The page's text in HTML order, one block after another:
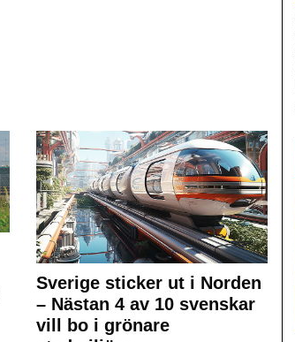
Sverige sticker ut i Norden
– Nästan 4 av 10 svenskar
vill bo i grönare